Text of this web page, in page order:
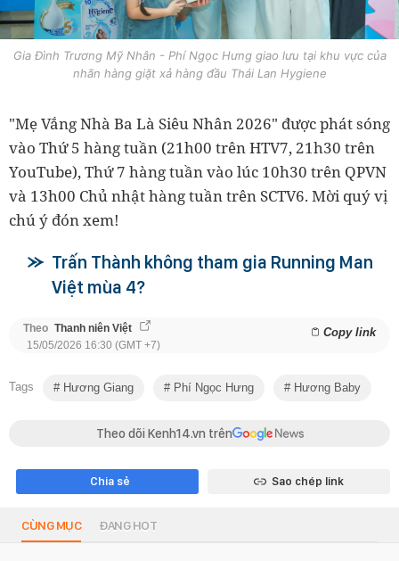
Gia Đình Trương Mỹ Nhân - Phí Ngọc Hưng giao lưu tại khu vực của
nhãn hàng giặt xả hàng đầu Thái Lan Hygiene
"Mẹ Vắng Nhà Ba Là Siêu Nhân 2026" được phát sóng
vào Thứ 5 hàng tuần (21h00 trên HTV7, 21h30 trên
YouTube), Thứ 7 hàng tuần vào lúc 10h30 trên QPVN
và 13h00 Chủ nhật hàng tuần trên SCTV6. Mời quý vị
chú ý đón xem!
Trấn Thành không tham gia Running Man
Việt mùa 4?
Theo Thanh niên Việt Copy link
15/05/2026 16:30 (GMT +7)
Tags Hương Giang Phí Ngọc Hưng Hương Baby
Theo dõi Kenh14.vn trên
Chia sẻ Sao chép link
CÙNG MỤC ĐANG HOT